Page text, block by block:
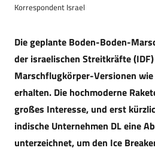
Korrespondent Israel
Die geplante Boden-Boden-
der israelischen Streitkräfte
Marschflugkörper-Versionen wie
erhalten. Die hochmoderne
großes Interesse, und erst
indische Unternehmen DL eine
unterzeichnet, um den Ice